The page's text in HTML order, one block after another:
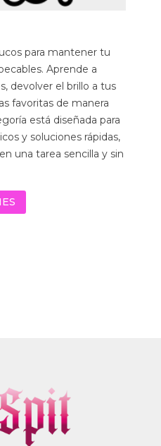
para mantener tu
Aprende a
devolver el brillo a tus
favoritas de manera
está diseñada para
y soluciones rápidas,
una tarea sencilla y sin